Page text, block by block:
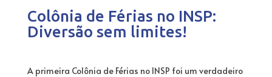
Colônia de Férias no INSP:
Diversão sem limites!
A primeira Colônia de Férias no INSP foi um verdadeiro